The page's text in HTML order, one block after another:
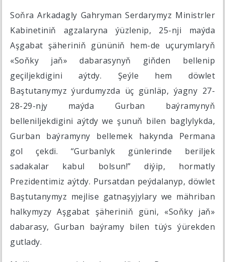
Soňra Arkadagly Gahryman Serdarymyz Ministrler
Kabinetiniň agzalaryna ýüzlenip, 25-nji maýda
Aşgabat şäheriniň gününiň hem-de uçurymlaryň
«Soňky jaň» dabarasynyň giňden bellenip
geçiljekdigini aýtdy. Şeýle hem döwlet
Baştutanymyz ýurdumyzda üç günläp, ýagny 27-
28-29-njy maýda Gurban baýramynyň
belleniljekdigini aýtdy we şunuň bilen baglylykda,
Gurban baýramyny bellemek hakynda Permana
gol çekdi. “Gurbanlyk günlerinde beriljek
sadakalar kabul bolsun!” diýip, hormatly
Prezidentimiz aýtdy. Pursatdan peýdalanyp, döwlet
Baştutanymyz mejlise gatnaşyjylary we mähriban
halkymyzy Aşgabat şäheriniň güni, «Soňky jaň»
dabarasy, Gurban baýramy bilen tüýs ýürekden
gutlady.